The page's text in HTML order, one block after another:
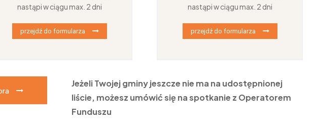
nastąpi w ciągu max. 2 dni
przejdź do formularza
nastąpi w ciągu max. 2 dni
przejdź do formularza
Jeżeli Twojej gminy jeszcze nie ma na udostępnionej
liście, możesz umówić się na spotkanie z Operatorem
Funduszu